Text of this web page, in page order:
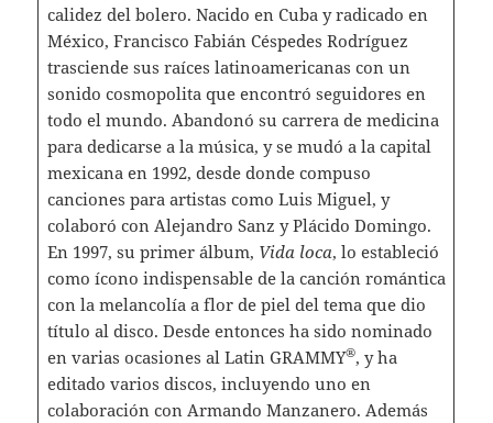
calidez del bolero. Nacido en Cuba y radicado en
México, Francisco Fabián Céspedes Rodríguez
trasciende sus raíces latinoamericanas con un
sonido cosmopolita que encontró seguidores en
todo el mundo. Abandonó su carrera de medicina
para dedicarse a la música, y se mudó a la capital
mexicana en 1992, desde donde compuso
canciones para artistas como Luis Miguel, y
colaboró con Alejandro Sanz y Plácido Domingo.
En 1997, su primer álbum, Vida loca, lo estableció
como ícono indispensable de la canción romántica
con la melancolía a flor de piel del tema que dio
título al disco. Desde entonces ha sido nominado
en varias ocasiones al Latin GRAMMY®, y ha
editado varios discos, incluyendo uno en
colaboración con Armando Manzanero. Además